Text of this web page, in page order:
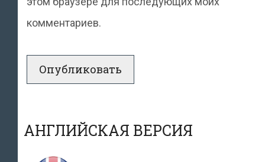
комментариев.
АНГЛИЙСКАЯ ВЕРСИЯ